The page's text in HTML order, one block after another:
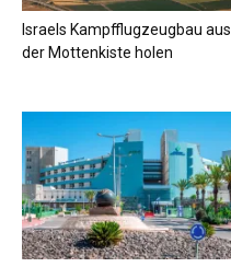
Israels Kampfflugzeugbau aus
der Mottenkiste holen